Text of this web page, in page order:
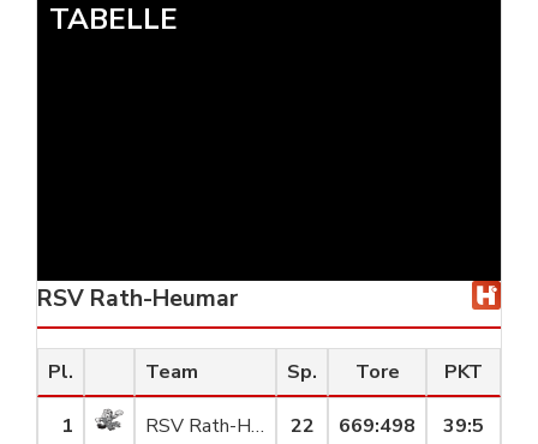
TABELLE
RSV Rath-Heumar
Pl. Team Sp. Tore PKT
1 RSV Rath-Heumar 22 669:498 39:5